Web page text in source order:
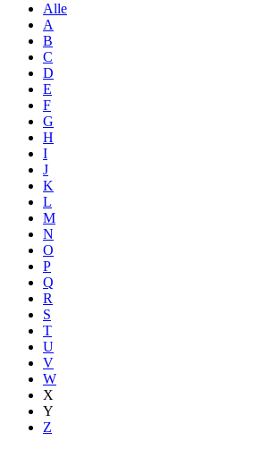
Alle
A
B
C
D
E
F
G
H
I
J
K
L
M
N
O
P
Q
R
S
T
U
V
W
X
Y
Z